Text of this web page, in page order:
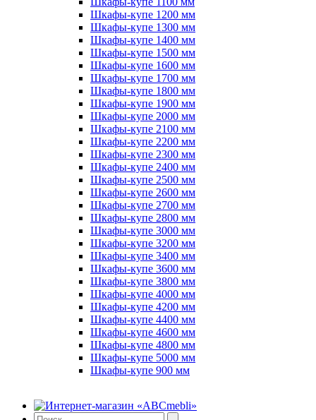
Шкафы-купе 1200 мм
Шкафы-купе 1300 мм
Шкафы-купе 1400 мм
Шкафы-купе 1500 мм
Шкафы-купе 1600 мм
Шкафы-купе 1700 мм
Шкафы-купе 1800 мм
Шкафы-купе 1900 мм
Шкафы-купе 2000 мм
Шкафы-купе 2100 мм
Шкафы-купе 2200 мм
Шкафы-купе 2300 мм
Шкафы-купе 2400 мм
Шкафы-купе 2500 мм
Шкафы-купе 2600 мм
Шкафы-купе 2700 мм
Шкафы-купе 2800 мм
Шкафы-купе 3000 мм
Шкафы-купе 3200 мм
Шкафы-купе 3400 мм
Шкафы-купе 3600 мм
Шкафы-купе 3800 мм
Шкафы-купе 4000 мм
Шкафы-купе 4200 мм
Шкафы-купе 4400 мм
Шкафы-купе 4600 мм
Шкафы-купе 4800 мм
Шкафы-купе 5000 мм
Шкафы-купе 900 мм